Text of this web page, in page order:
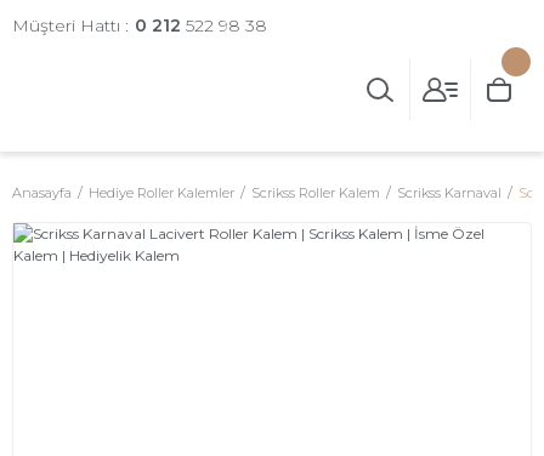
Müşteri Hattı : 0 212 522 98 38
Anasayfa Hediye Roller Kalemler Scrikss Roller Kalem Scrikss Karnaval